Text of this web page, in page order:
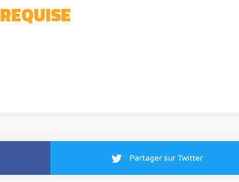
REQUISE
Partager sur Twitter